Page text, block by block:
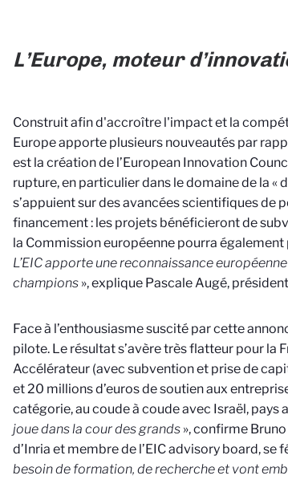
L’Europe, moteur
Construit afin d'accroître l'impact et la
Europe apporte plusieurs nouveautés par
est la création de l’European Innovation
rupture, en particulier dans le domaine de la «
s’appuient sur des avancées scientifiques de
financement : les projets bénéficieront de
la Commission européenne pourra
L’EIC apporte une reconnaissance
champions», explique Pascale Augé,
Face à l’enthousiasme suscité par cette
pilote. Le résultat s’avère très flatteur pour la
Accélérateur (avec subvention et prise de
et 20 millions d’euros de soutien aux
catégorie, au coude à coude avec Israël, pays
joue dans la cour des grands», confirme
d’Inria et membre de l’EIC advisory board,
besoin de formation, de recherche et vont